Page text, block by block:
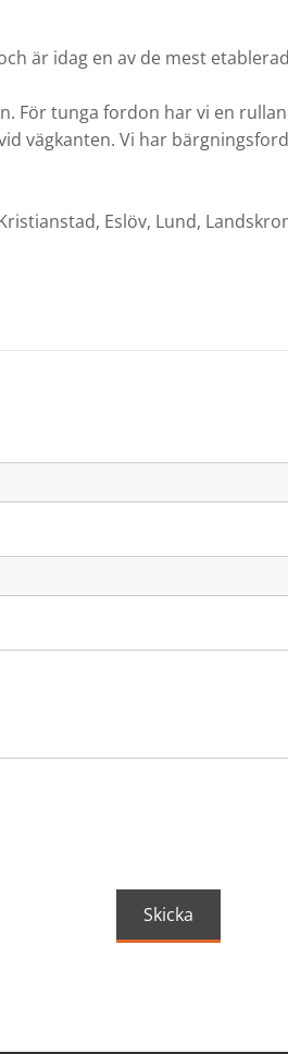
är idag en av de mest
För tunga fordon har vi en
vägkanten. Vi har
Eslöv, Lund,